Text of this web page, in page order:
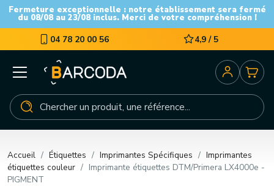
Fermeture exceptionnelle : notre établissement sera fermé
du 08/08 au 23/08 inclus. Merci de votre compréhension !
04 78 20 00 56 4,9 / 5
Accueil Étiquettes Imprimantes Spécifiques
Imprimantes
étiquettes couleur
Imprimante étiquettes DTM/Primera LX4000e -
PIGMENT